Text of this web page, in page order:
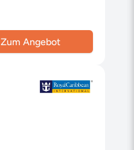
Zum Angebot